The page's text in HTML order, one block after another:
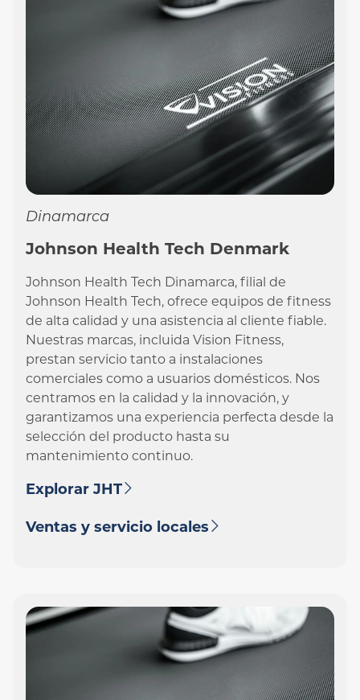
Dinamarca
Johnson Health Tech Denmark
Johnson Health Tech Dinamarca, filial de
Johnson Health Tech, ofrece equipos de fitness
de alta calidad y una asistencia al cliente fiable.
Nuestras marcas, incluida Vision Fitness,
prestan servicio tanto a instalaciones
comerciales como a usuarios domésticos. Nos
centramos en la calidad y la innovación, y
garantizamos una experiencia perfecta desde la
selección del producto hasta su
mantenimiento continuo.
Explorar JHT
Ventas y servicio locales